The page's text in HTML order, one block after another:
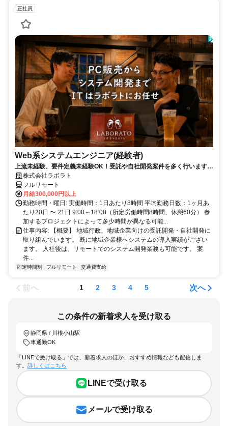
正社員
Web系システムエンジニア(経験者)
上流未経験、要件定義未経験OK！受託や自社開発案件を多く行います。
エンジニアとしてステップアップしましょう！
株式会社ラボラト
フルリモート
月給300,000円以上
勤務時間・曜日: 実働時間：1日あたり8時間 平均勤務日数：1ヶ月あ
たり20日 〜 21日 9:00～18:00（所定労働時間8時間、休憩60分） 参
加するプロジェクトによって多少時間が異なる可能...
仕事内容: 【概要】 地域行政、地域企業向けの受託開発・自社開発に
取り組んでいます。 既に地域企業様へシステムの導入実績がござい
ます。 入社後は、リモートでのシステム開発業務も可能です。 案
件...
固定時間制 フルリモート 交通費支給
前へ 1 2 3 4 5 次へ
この条件の新着求人を受け取る
静岡県 / 川根小山駅
車通勤OK
「LINEで受け取る」では、新着求人のほか、おすすめ情報なども配信しま
す。 詳しくはこちら
LINEで受け取る
メールで受け取る